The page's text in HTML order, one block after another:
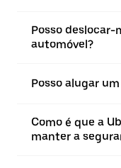
Posso deslocar-
automóvel?
Posso alugar
Como é que a
manter a